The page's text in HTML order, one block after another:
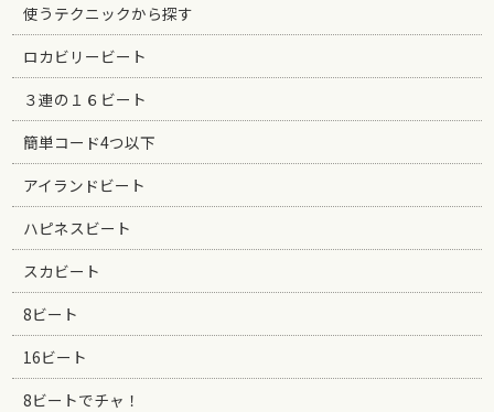
使うテクニックから探す
ロカビリービート
３連の１６ビート
簡単コード4つ以下
アイランドビート
ハピネスビート
スカビート
8ビート
16ビート
8ビートでチャ！